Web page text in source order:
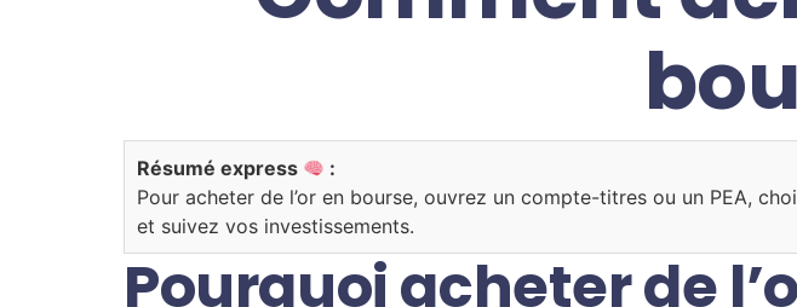
Résumé express
:
Pour acheter de l’or en bourse, ouvrez un compte-titres ou un PEA,
et suivez vos investissements.
Pourquoi acheter de